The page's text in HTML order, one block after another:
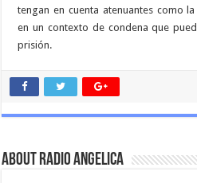
tengan en cuenta atenuantes como
en un contexto de condena que
prisión.
About Radio Angelica